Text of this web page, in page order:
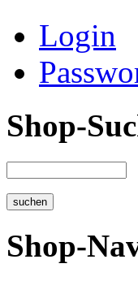
Login
Shop-
Shop-